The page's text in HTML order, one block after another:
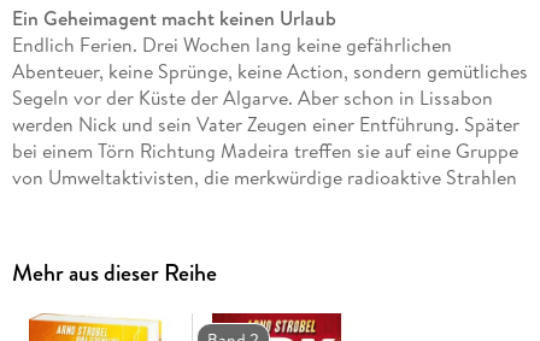
Ein Geheimagent macht keinen Urlaub
Endlich Ferien. Drei Wochen lang keine gefährlichen
Abenteuer, keine Sprünge, keine Action, sondern gemütliches
Segeln vor der Küste der Algarve. Aber schon in Lissabon
werden Nick und sein Vater Zeugen einer Entführung. Später
bei einem Törn Richtung Madeira treffen sie auf eine Gruppe
von Umweltaktivisten, die merkwürdige radioaktive Strahlen
Auch Band 5 der
Abenteuer-ReihevonBestsellerautor
Mehr aus dieser Reihe